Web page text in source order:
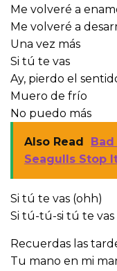
Me volveré a
Me volveré a
Una vez más
Si tú te vas
Ay, pierdo el
Muero de frío
No puedo más
Also Read
Seagulls Stop
Si tú te vas (ohh)
Si tú-tú-si tú te vas
Recuerdas las
Tu mano en mi